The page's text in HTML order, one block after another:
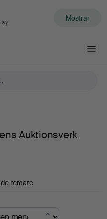
Mostrar
Auktionsverk
remate